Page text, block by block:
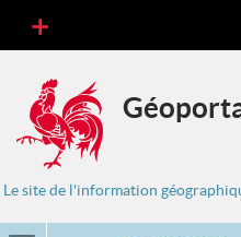
Le site de l'information